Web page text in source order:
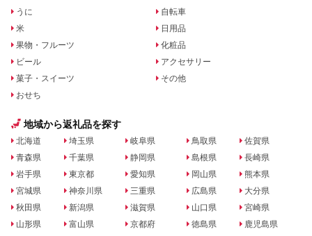
うに
米
果物・フルーツ
ビール
菓子・スイーツ
おせち
自転車
日用品
化粧品
アクセサリー
その他
地域から返礼品を探す
北海道
青森県
岩手県
宮城県
秋田県
山形県
埼玉県
千葉県
東京都
神奈川県
新潟県
富山県
岐阜県
静岡県
愛知県
三重県
滋賀県
京都府
鳥取県
島根県
岡山県
広島県
山口県
徳島県
佐賀県
長崎県
熊本県
大分県
宮崎県
鹿児島県